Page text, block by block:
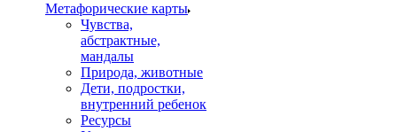
Mетафорические карты
Чувства,
абстрактные,
мандалы
Природа, животные
Дети, подростки,
внутренний ребенок
Ресурсы